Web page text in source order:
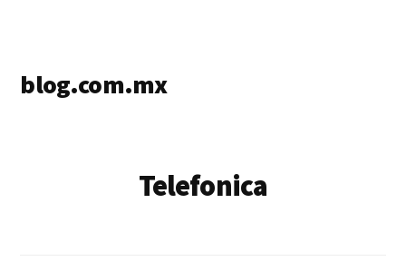
blog.com.mx
Telefonica